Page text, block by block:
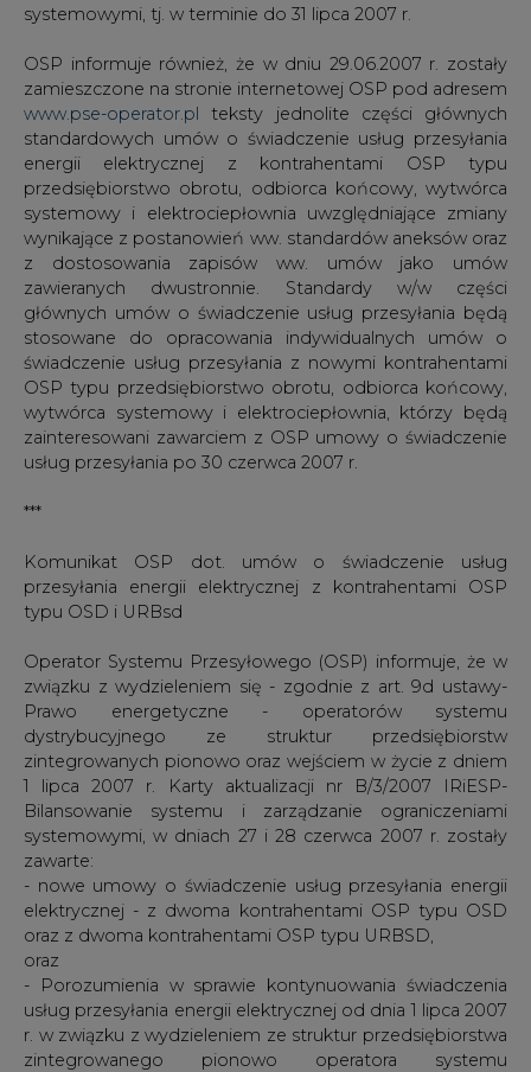
systemowymi, tj. w terminie do 31 lipca 2007 r.
OSP informuje również, że w dniu 29.06.2007 r. zostały
zamieszczone na stronie internetowej OSP pod adresem
www.pse-operator.pl teksty jednolite części głównych
standardowych umów o świadczenie usług przesyłania
energii elektrycznej z kontrahentami OSP typu
przedsiębiorstwo obrotu, odbiorca końcowy, wytwórca
systemowy i elektrociepłownia uwzględniające zmiany
wynikające z postanowień ww. standardów aneksów oraz
z dostosowania zapisów ww. umów jako umów
zawieranych dwustronnie. Standardy w/w części
głównych umów o świadczenie usług przesyłania będą
stosowane do opracowania indywidualnych umów o
świadczenie usług przesyłania z nowymi kontrahentami
OSP typu przedsiębiorstwo obrotu, odbiorca końcowy,
wytwórca systemowy i elektrociepłownia, którzy będą
zainteresowani zawarciem z OSP umowy o świadczenie
usług przesyłania po 30 czerwca 2007 r.
***
Komunikat OSP dot. umów o świadczenie usług
przesyłania energii elektrycznej z kontrahentami OSP
typu OSD i URBsd
Operator Systemu Przesyłowego (OSP) informuje, że w
związku z wydzieleniem się - zgodnie z art. 9d ustawy-
Prawo energetyczne - operatorów systemu
dystrybucyjnego ze struktur przedsiębiorstw
zintegrowanych pionowo oraz wejściem w życie z dniem
1 lipca 2007 r. Karty aktualizacji nr B/3/2007 IRiESP-
Bilansowanie systemu i zarządzanie ograniczeniami
systemowymi, w dniach 27 i 28 czerwca 2007 r. zostały
zawarte:
- nowe umowy o świadczenie usług przesyłania energii
elektrycznej - z dwoma kontrahentami OSP typu OSD
oraz z dwoma kontrahentami OSP typu URBSD,
oraz
- Porozumienia w sprawie kontynuowania świadczenia
usług przesyłania energii elektrycznej od dnia 1 lipca 2007
r. w związku z wydzieleniem ze struktur przedsiębiorstwa
zintegrowanego pionowo operatora systemu